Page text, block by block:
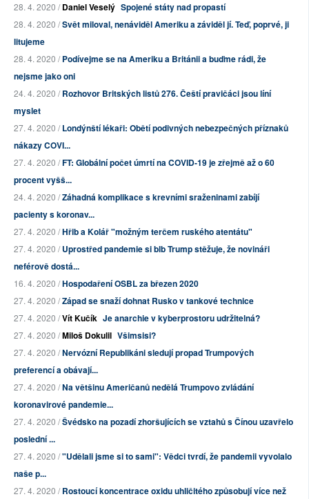
28. 4. 2020 /Daniel Veselý Spojené státy nad propastí
28. 4. 2020 /Svět miloval, nenáviděl Ameriku a záviděl jí. Teď, poprvé, ji
litujeme
28. 4. 2020 /Podívejme se na Ameriku a Británii a buďme rádi, že
nejsme jako oni
24. 4. 2020 /Rozhovor Britských listů 276. Čeští pravičáci jsou líní
myslet
27. 4. 2020 /Londýnští lékaři: Obětí podivných nebezpečných příznaků
nákazy COVI...
27. 4. 2020 /FT: Globální počet úmrtí na COVID-19 je zřejmě až o 60
procent vyšš...
24. 4. 2020 /Záhadná komplikace s krevními sraženinami zabíjí
pacienty s koronav...
27. 4. 2020 /Hřib a Kolář "možným terčem ruského atentátu"
27. 4. 2020 /Uprostřed pandemie si blb Trump stěžuje, že novináři
neférově dostá...
16. 4. 2020 /Hospodaření OSBL za březen 2020
27. 4. 2020 /Západ se snaží dohnat Rusko v tankové technice
27. 4. 2020 /Vít Kučík Je anarchie v kyberprostoru udržitelná?
27. 4. 2020 /Miloš Dokulil Všimsisi?
27. 4. 2020 /Nervózní Republikáni sledují propad Trumpových
preferencí a obávají...
27. 4. 2020 /Na většinu Američanů nedělá Trumpovo zvládání
koronavirové pandemie...
27. 4. 2020 /Švédsko na pozadí zhoršujících se vztahů s Čínou uzavřelo
poslední ...
27. 4. 2020 /"Udělali jsme si to sami": Vědci tvrdí, že pandemii vyvolalo
naše p...
27. 4. 2020 /Rostoucí koncentrace oxidu uhličitého způsobují více než